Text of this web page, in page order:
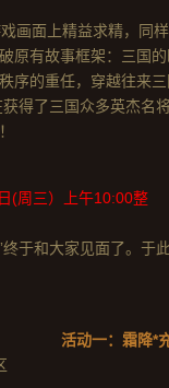
戏画面上精益求精，同
原有故事框架：三国
序的重任，穿越往来
得了三国众多英杰名
(周三）上午10:00整
终于和大家见面了。
活动一： 霜降*